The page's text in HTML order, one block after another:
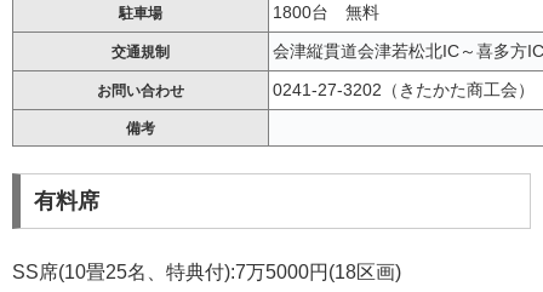
駐車場 1800台 無料
交通規制 会津縦貫道会津若松北IC～喜多方
お問い合わせ 0241-27-3202（きたかた商工会）
備考
有料席
SS席(10畳25名、特典付):7万5000円(18区画)